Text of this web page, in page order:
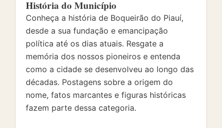
História do Município
Conheça a história de Boqueirão do Piauí,
desde a sua fundação e emancipação
política até os dias atuais. Resgate a
memória dos nossos pioneiros e entenda
como a cidade se desenvolveu ao longo das
décadas. Postagens sobre a origem do
nome, fatos marcantes e figuras históricas
fazem parte dessa categoria.